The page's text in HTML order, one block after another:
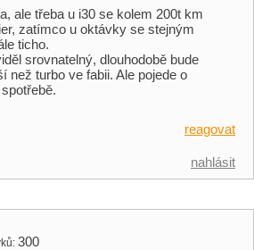
ale třeba u i30 se kolem 200t km
zatímco u oktávky se stejným
ticho.
srovnatelný, dlouhodobě bude
než turbo ve fabii. Ale pojede o
reagovat
nahlásit
300